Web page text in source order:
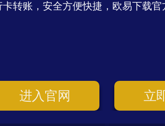
卡转账，安全方便快捷，欧易下载官
进入官网 立